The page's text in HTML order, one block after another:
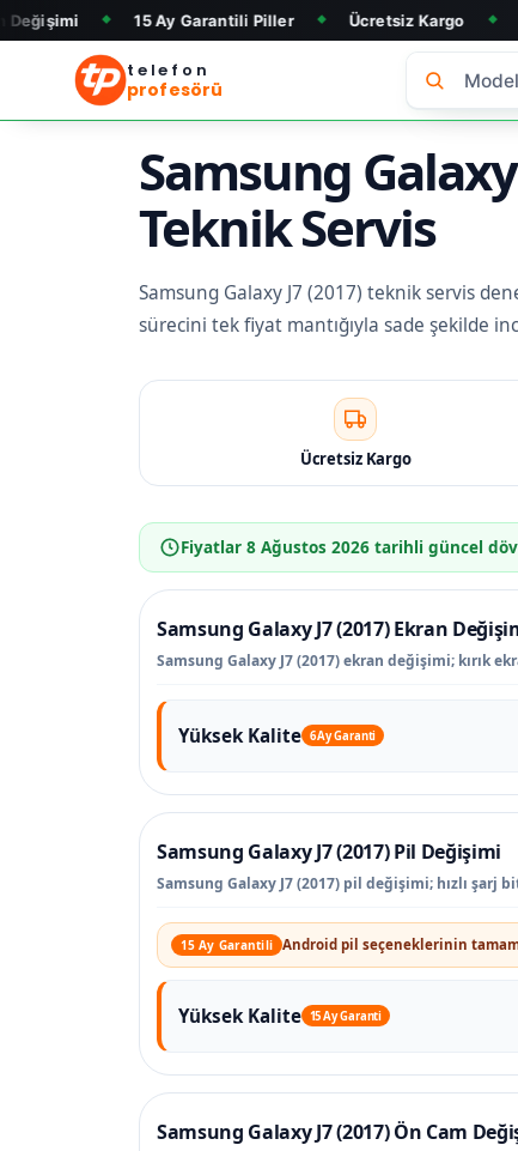
15 Ay Garantili Piller ◆ Ücretsiz Kargo ◆ Telefon Alım
telefon
profesörü
Samsung
Teknik Servis
Samsung Galaxy J7 (2017) teknik servis
sürecini tek fiyat mantığıyla sade şekilde
Ücretsiz Kargo
Fiyatlar 8 Ağustos 2026 tarihli güncel
Samsung Galaxy J7 (2017) Ekran
Samsung Galaxy J7 (2017) ekran değişimi; kırık
Yüksek Kalite 6 Ay Garanti
Samsung Galaxy J7 (2017) Pil Değişimi
Samsung Galaxy J7 (2017) pil değişimi; hızlı şarj
15 Ay Garantili Android pil seçeneklerinin
Yüksek Kalite 15 Ay Garanti
Samsung Galaxy J7 (2017) Ön Cam